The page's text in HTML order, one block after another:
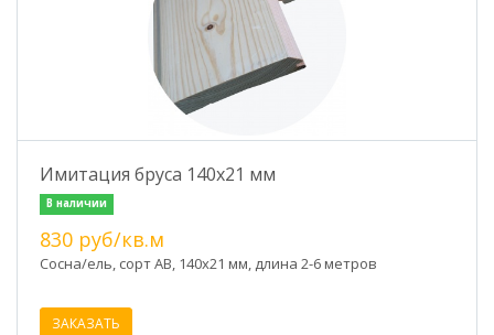
Имитация бруса 140х21 мм
В наличии
830 руб/кв.м
Сосна/ель, сорт АВ, 140х21 мм, длина 2-6 метров
ЗАКАЗАТЬ